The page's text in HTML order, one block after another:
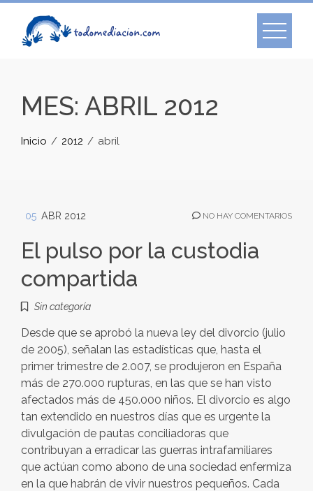
Skip
content
MES: ABRIL 2012
Inicio 2012 abril
05 ABR 2012 NO HAY COMENTARIOS
El pulso por la custodia
compartida
Sin categoría
Desde que se aprobó la nueva ley del divorcio (julio
de 2005), señalan las estadísticas que, hasta el
primer trimestre de 2.007, se produjeron en España
más de 270.000 rupturas, en las que se han visto
afectados más de 450.000 niños. El divorcio es algo
tan extendido en nuestros días que es urgente la
divulgación de pautas conciliadoras que
contribuyan a erradicar las guerras intrafamiliares
que actúan como abono de una sociedad enfermiza
en la que habrán de vivir nuestros pequeños. Cada